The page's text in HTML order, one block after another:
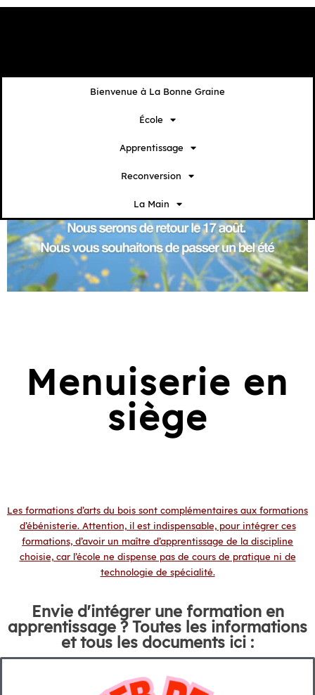
Bienvenue à La Bonne Graine
École
Apprentissage
Reconversion
La Main
Menuiserie en
siège
Les formations d’arts du bois sont complémentaires aux formations
d’ébénisterie. Attention, il est indispensable, pour intégrer ces
formations, d’avoir un maître d’apprentissage de la discipline
choisie, car l’école ne dispense pas de cours de pratique ni de
technologie de spécialité.
Envie d'intégrer une formation en
apprentissage ? Toutes les informations
et tous les documents ici :